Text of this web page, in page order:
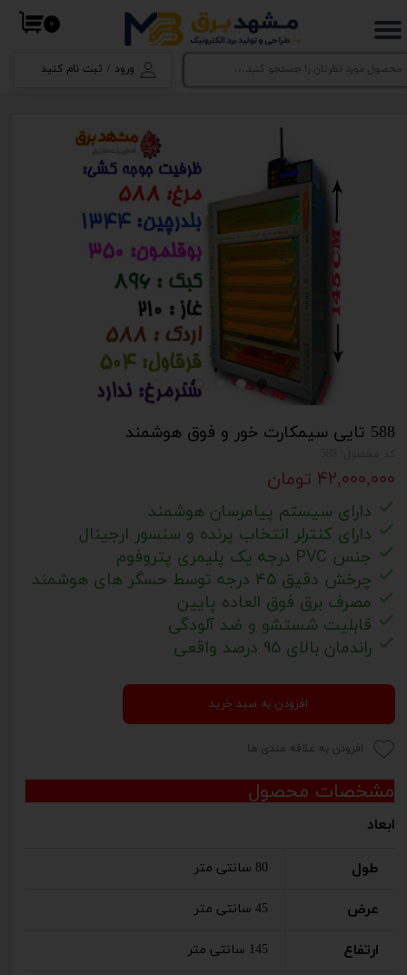
ورود / ثبت نام کنید
حساب کاربری من
تغییر گذر واژه
خروج از حساب کاربری
۰
588 تایی سیمکارت خور و فوق هوشمند
۴۲,۰۰۰,۰۰۰ تومان
دارای سیستم پیامرسان هوشمند
دارای کنترلر انتخاب پرنده و سنسور ارجینال
جنس PVC درجه یک پلیمری پتروفوم
چرخش دقیق 45 درجه توسط حسگر های هوشمند
مصرف برق فوق العاده پایین
قابلیت شستشو و ضد آلودگی
راندمان بالای 95 درصد واقعی
افزودن به سبد خرید
افزودن به علاقه مندی ها
مشخصات محصول
ابعاد
طول 80 سانتی متر
عرض 45 سانتی متر
ارتفاع 145 سانتی متر